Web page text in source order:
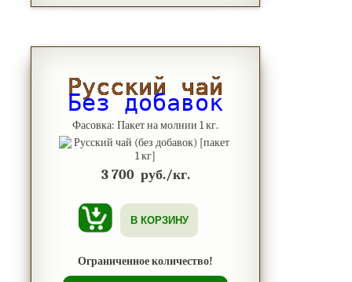
Русский чай
Без добавок
Фасовка: Пакет на молнии 1 кг.
3 700 руб./кг.
В КОРЗИНУ
Ограниченное количество!